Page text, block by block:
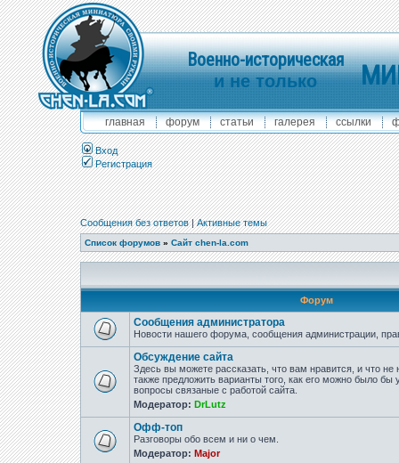
Военно-историческая
и не только
главная форум статьи галерея ссылки
Вход
Регистрация
Сообщения без ответов|Активные темы
Список форумов » Сайт chen-la.com
Форум
Сообщения администратора
Новости нашего форума, сообщения администрации,
Обсуждение сайта
Здесь вы можете рассказать, что вам нравится, и что не
также предложить варианты того, как его можно было бы
вопросы связаные с работой сайта.
Модератор: DrLutz
Офф-топ
Разговоры обо всем и ни о чем.
Модератор: Major